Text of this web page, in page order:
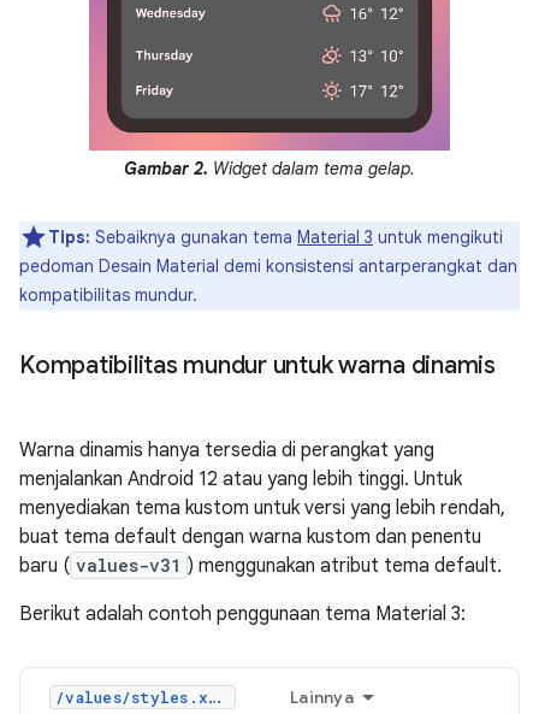
Gambar 2. Widget dalam tema gelap.
Tips: Sebaiknya gunakan tema Material 3 untuk mengikuti
pedoman Desain Material demi konsistensi antarperangkat dan
kompatibilitas mundur.
Kompatibilitas mundur untuk warna dinamis
Warna dinamis hanya tersedia di perangkat yang
menjalankan Android 12 atau yang lebih tinggi. Untuk
menyediakan tema kustom untuk versi yang lebih rendah,
buat tema default dengan warna kustom dan penentu
baru ( values-v31 ) menggunakan atribut tema default.
Berikut adalah contoh penggunaan tema Material 3:
/values/styles.xml Lainnya